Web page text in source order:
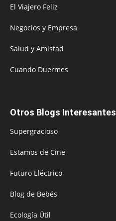
El Viajero Feliz
Negocios y Empresa
Salud y Amistad
Cuando Duermes
Otros Blogs Interesantes
Supergracioso
Estamos de Cine
Futuro Eléctrico
Blog de Bebés
Ecología Útil